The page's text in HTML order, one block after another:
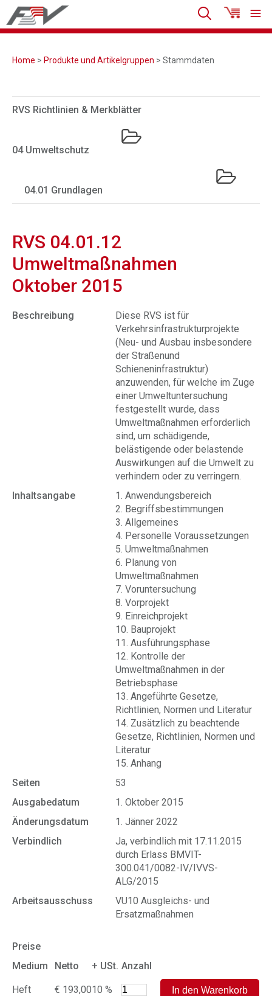
Home > Produkte und Artikelgruppen > Stammdaten
RVS Richtlinien & Merkblätter
04 Umweltschutz
04.01 Grundlagen
RVS 04.01.12
Umweltmaßnahmen
Oktober 2015
Beschreibung
Diese RVS ist für
Verkehrsinfrastrukturprojekte
(Neu- und Ausbau insbesondere
der Straßenund
Schieneninfrastruktur)
anzuwenden, für welche im Zuge
einer Umweltuntersuchung
festgestellt wurde, dass
Umweltmaßnahmen erforderlich
sind, um schädigende,
belästigende oder belastende
Auswirkungen auf die Umwelt zu
verhindern oder zu verringern.
Inhaltsangabe
1. Anwendungsbereich
2. Begriffsbestimmungen
3. Allgemeines
4. Personelle Voraussetzungen
5. Umweltmaßnahmen
6. Planung von
Umweltmaßnahmen
7. Voruntersuchung
8. Vorprojekt
9. Einreichprojekt
10. Bauprojekt
11. Ausführungsphase
12. Kontrolle der
Umweltmaßnahmen in der
Betriebsphase
13. Angeführte Gesetze,
Richtlinien, Normen und Literatur
14. Zusätzlich zu beachtende
Gesetze, Richtlinien, Normen und
Literatur
15. Anhang
Seiten
53
Ausgabedatum
1. Oktober 2015
Änderungsdatum
1. Jänner 2022
Verbindlich
Ja, verbindlich mit 17.11.2015
durch Erlass BMVIT-
300.041/0082-IV/IVVS-
ALG/2015
Arbeitsausschuss
VU10 Ausgleichs- und
Ersatzmaßnahmen
Preise
Medium
Netto + USt. Anzahl
Heft € 193,0010 %